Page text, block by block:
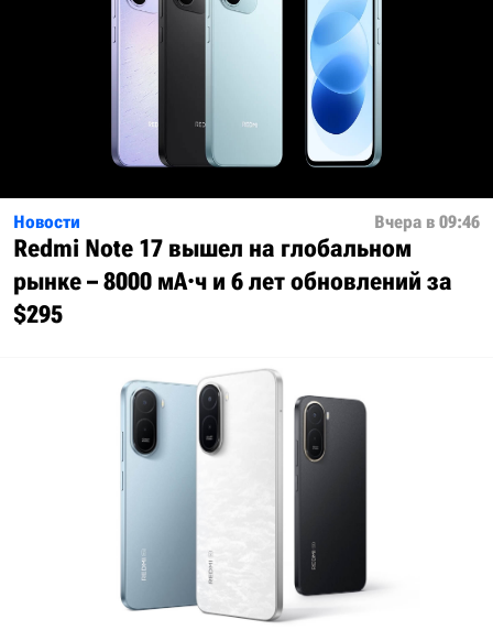
Новости Вчера в 09:46
Redmi Note 17 вышел на глобальном
рынке – 8000 мА·ч и 6 лет обновлений за
$295